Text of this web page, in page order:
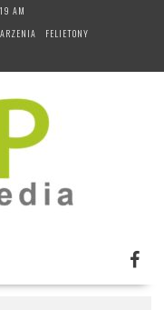
AM
FELIETONY